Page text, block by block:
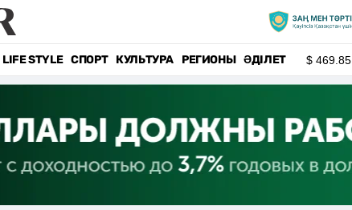
LIFE STYLE СПОРТ КУЛЬТУРА РЕГИОНЫ ӘДІЛЕТ $469.85